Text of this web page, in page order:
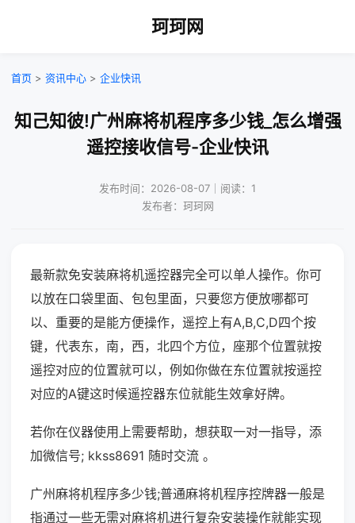
珂珂网
首页 > 资讯中心 > 企业快讯
知己知彼!广州麻将机程序多少钱_怎么增强
遥控接收信号-企业快讯
发布时间：2026-08-07｜阅读：1
发布者：珂珂网
最新款免安装麻将机遥控器完全可以单人操作。你可
以放在口袋里面、包包里面，只要您方便放哪都可
以、重要的是能方便操作，遥控上有A,B,C,D四个按
键，代表东，南，西，北四个方位，座那个位置就按
遥控对应的位置就可以，例如你做在东位置就按遥控
对应的A键这时候遥控器东位就能生效拿好牌。
若你在仪器使用上需要帮助，想获取一对一指导，添
加微信号; kkss8691 随时交流 。
广州麻将机程序多少钱;普通麻将机程序控牌器一般是
指通过一些无需对麻将机进行复杂安装操作就能实现